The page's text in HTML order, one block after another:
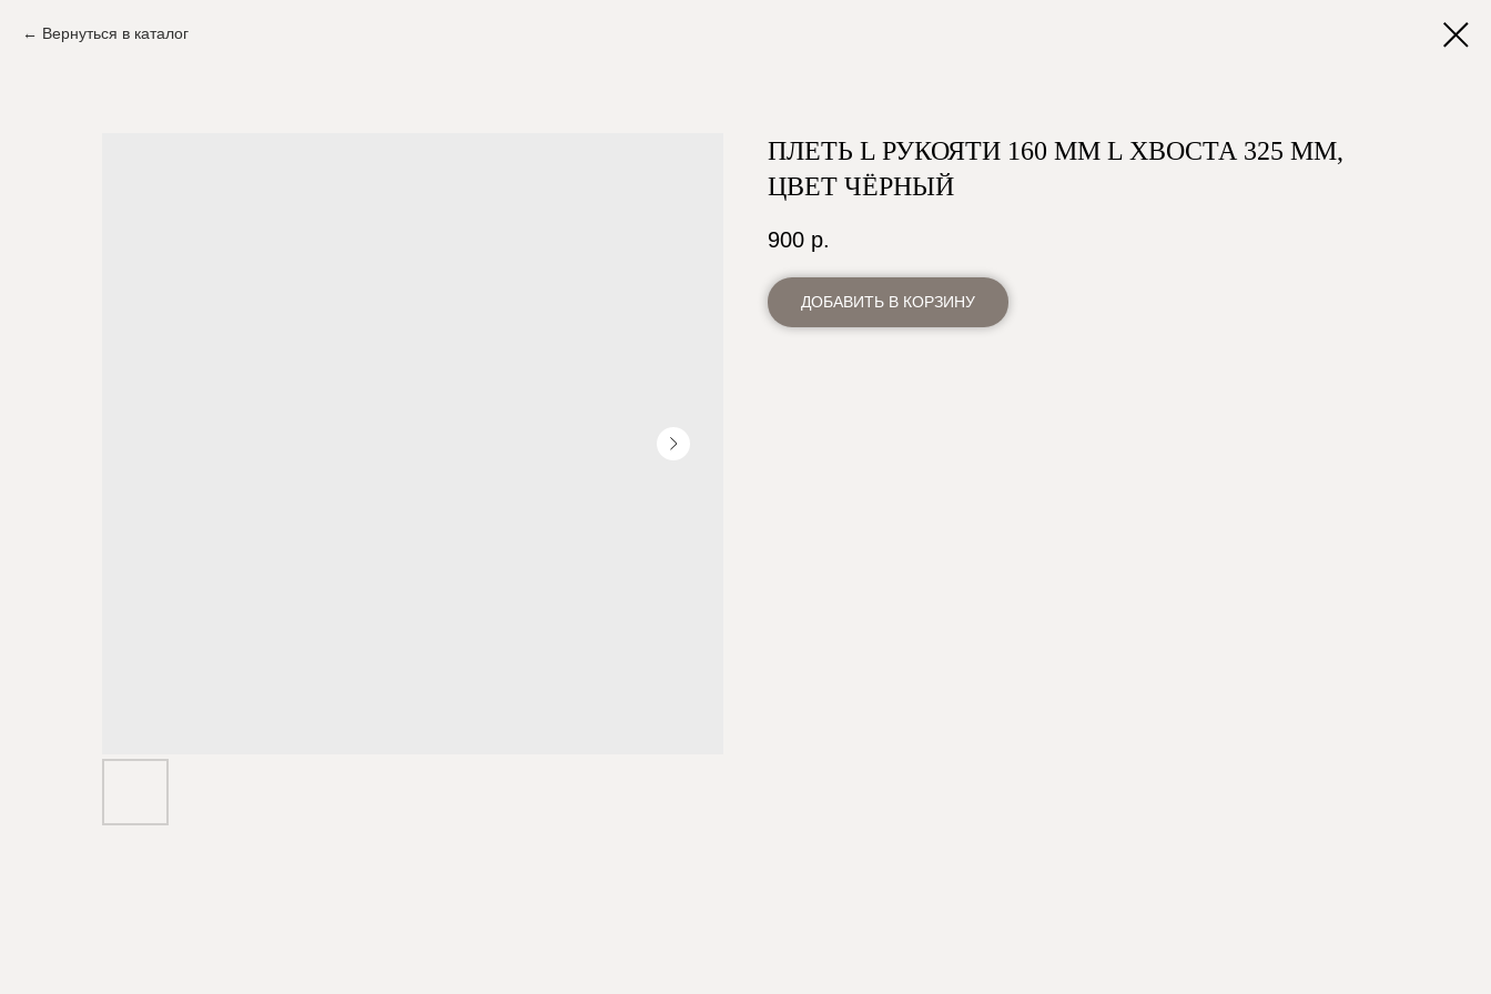
Вернуться в каталог
ПЛЕТЬ L РУКОЯТИ 160 ММ L ХВОСТА 325 ММ,
ЦВЕТ ЧЁРНЫЙ
900 р.
ДОБАВИТЬ В КОРЗИНУ